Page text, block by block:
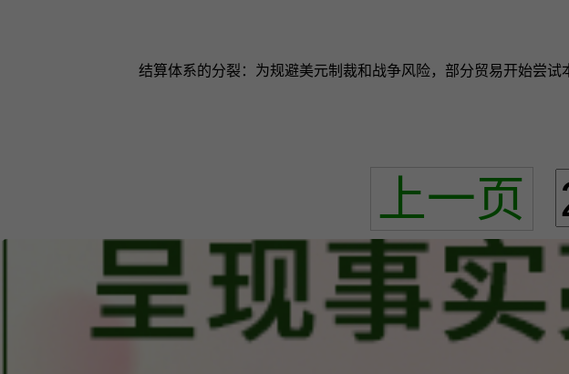
结算体系的分裂：为规避美元制裁和战争风险，部分贸易开始尝
上一页